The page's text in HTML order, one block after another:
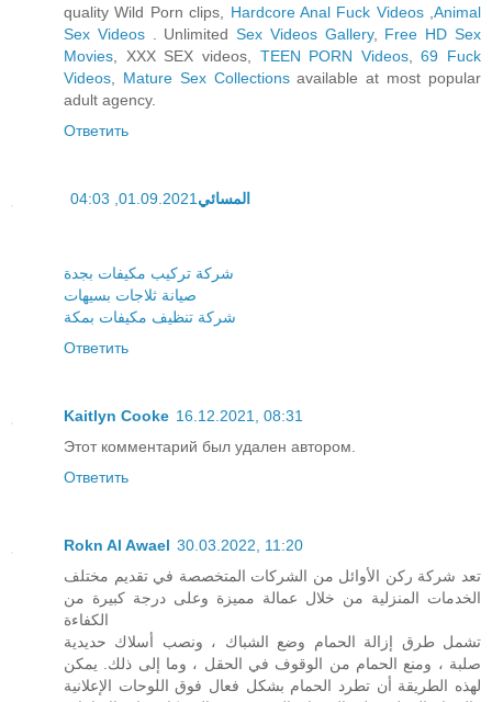
quality Wild Porn clips, Hardcore Anal Fuck Videos, Animal
Sex Videos. UnlimitedSex Videos Gallery, Free HD Sex
Movies , XXX SEX videos, TEEN PORN Videos,69 Fuck
Videos
Mature Sex Collectionsavailable at most popular
adult agency.
Ответить
المسائي 01.09.2021, 04:03
شركة تركيب مكيفات بجدة
صيانة ثلاجات بسيهات
شركة تنظيف مكيفات بمكة
Ответить
Kaitlyn Cooke 16.12.2021, 08:31
Этот комментарий был удален автором.
Ответить
Rokn Al Awael 30.03.2022, 11:20
تعد شركة ركن الأوائل من الشركات المتخصصة في تقديم مختلف
الخدمات المنزلية من خلال عمالة مميزة وعلى درجة كبيرة من
الكفاءة
تشمل طرق إزالة الحمام وضع الشباك ، ونصب أسلاك حديدية
صلبة ، ومنع الحمام من الوقوف في الحقل ، وما إلى ذلك. يمكن
لهذه الطريقة أن تطرد الحمام بشكل فعال فوق اللوحات الإعلانية